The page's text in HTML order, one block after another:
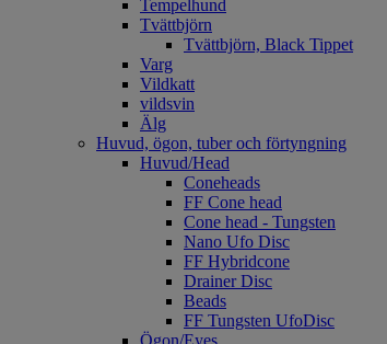
Tempelhund
Tvättbjörn
Tvättbjörn, Black Tippet
Varg
Vildkatt
vildsvin
Älg
Huvud, ögon, tuber och förtyngning
Huvud/Head
Coneheads
FF Cone head
Cone head - Tungsten
Nano Ufo Disc
FF Hybridcone
Drainer Disc
Beads
FF Tungsten UfoDisc
Ögon/Eyes